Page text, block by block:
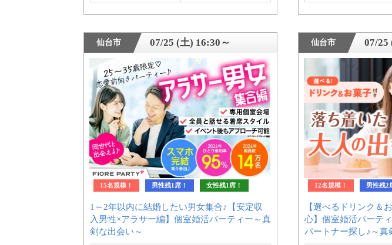
仙台市 07/25 (土) 16:30～
15名規模！ 男性残1席！ 女性残1席！
1～2年以内に結婚したい男女集合♪【安定収
入男性×アラサー編】個室婚活パーティー～真
剣な出会い～
仙台市 07/25
12名規模！ 男性残2
【選べるドリンク＆
心】個室婚活パーテ
パートナー探し♪～真